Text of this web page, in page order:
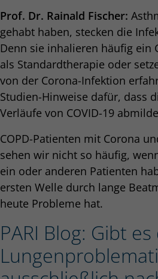
Prof. Dr. Rainald Fischer:
gehabt haben, stecken die
Denn sie inhalieren häufig ein
als Standardtherapie oder
von der Corona-Infektion
Studien-Hinweise dafür, dass
Verläufe von COVID-19
COPD-Patienten mit Corona
sehen wir nicht so häufig,
ein oder anderen Patienten
ersten Welle durch lange
heute Probleme hat.
PARI Blog: Gibt es